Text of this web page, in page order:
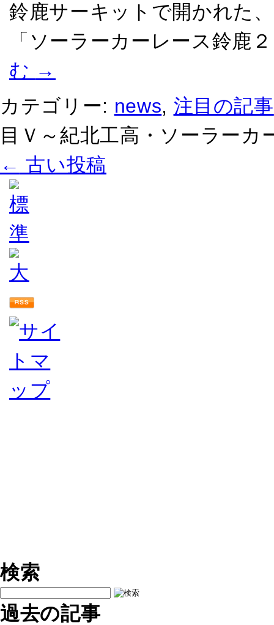
鈴鹿サーキットで開かれた
「ソーラーカーレース鈴鹿
む →
カテゴリー: news, 注目の記事
目Ｖ～紀北工高・ソーラーカ
← 古い投稿
検索
過去の記事